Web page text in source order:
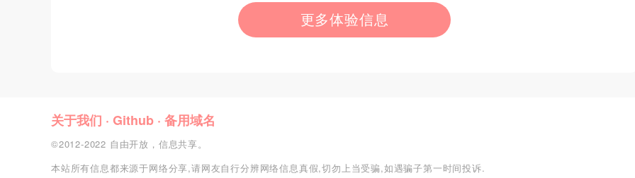
更多体验信息
关于我们 · Github · 备用域名
©2012-2022 自由开放，信息共享。
本站所有信息都来源于网络分享,请网友自行分辨网络信息真假,切勿上当受骗,如遇骗子第一时间投诉.